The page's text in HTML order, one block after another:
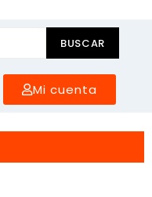
BUSCAR
Mi cuenta